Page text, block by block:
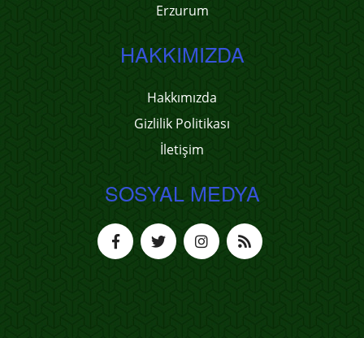
Erzurum
HAKKIMIZDA
Hakkımızda
Gizlilik Politikası
İletişim
SOSYAL MEDYA